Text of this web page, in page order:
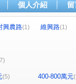
個人介紹
興農路(1) 維興路(1)
路 吉和段(1) 中
(5) 400-800萬元